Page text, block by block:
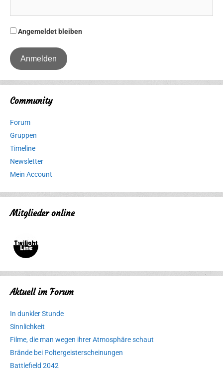
Angemeldet bleiben
Community
Forum
Gruppen
Timeline
Newsletter
Mein Account
Mitglieder online
Aktuell im Forum
In dunkler Stunde
Sinnlichkeit
Filme, die man wegen ihrer Atmosphäre schaut
Brände bei Poltergeisterscheinungen
Battlefield 2042